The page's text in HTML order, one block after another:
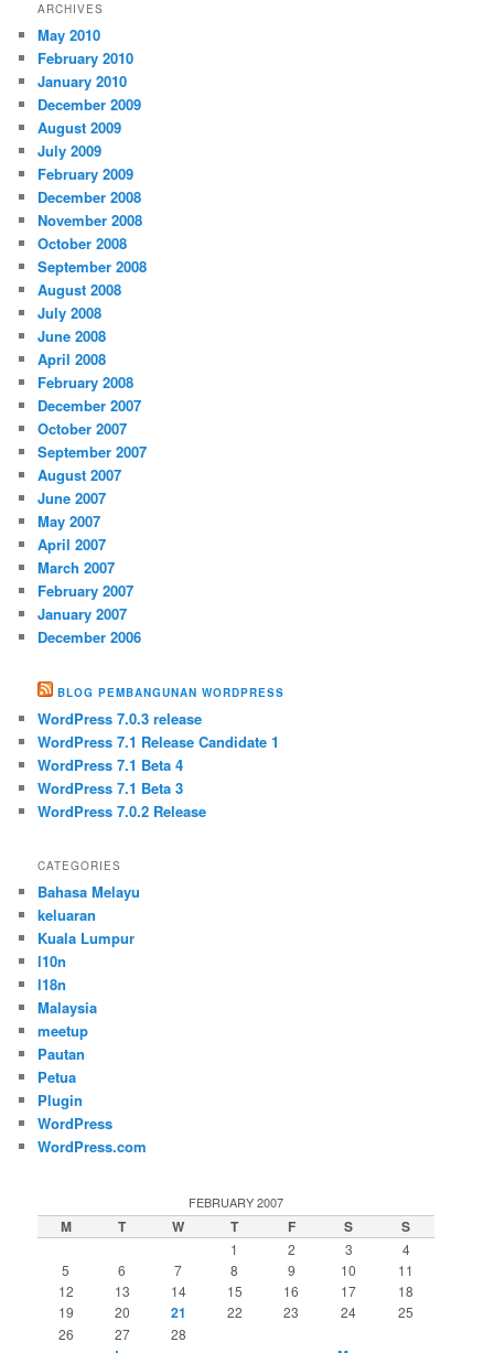
ARCHIVES
May 2010
February 2010
January 2010
December 2009
August 2009
July 2009
February 2009
December 2008
November 2008
October 2008
September 2008
August 2008
July 2008
June 2008
April 2008
February 2008
December 2007
October 2007
September 2007
August 2007
June 2007
May 2007
April 2007
March 2007
February 2007
January 2007
December 2006
BLOG PEMBANGUNAN WORDPRESS
WordPress 7.0.3 release
WordPress 7.1 Release Candidate 1
WordPress 7.1 Beta 4
WordPress 7.1 Beta 3
WordPress 7.0.2 Release
CATEGORIES
Bahasa Melayu
keluaran
Kuala Lumpur
l10n
l18n
Malaysia
meetup
Pautan
Petua
Plugin
WordPress
WordPress.com
FEBRUARY 2007
M T W T F S S
1 2 3
4
5
6 7 8 9 10
11
12
13 14 15 16 17
18
19
20 21 22 23 24
25
26
27 28